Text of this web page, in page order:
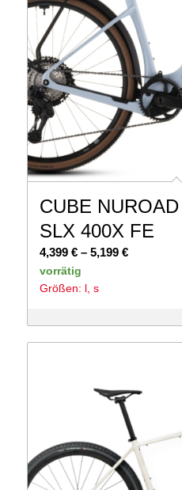
CUBE
SLX 400X FE
4,399 € – 5,199 €
vorrätig
Größen: l, s